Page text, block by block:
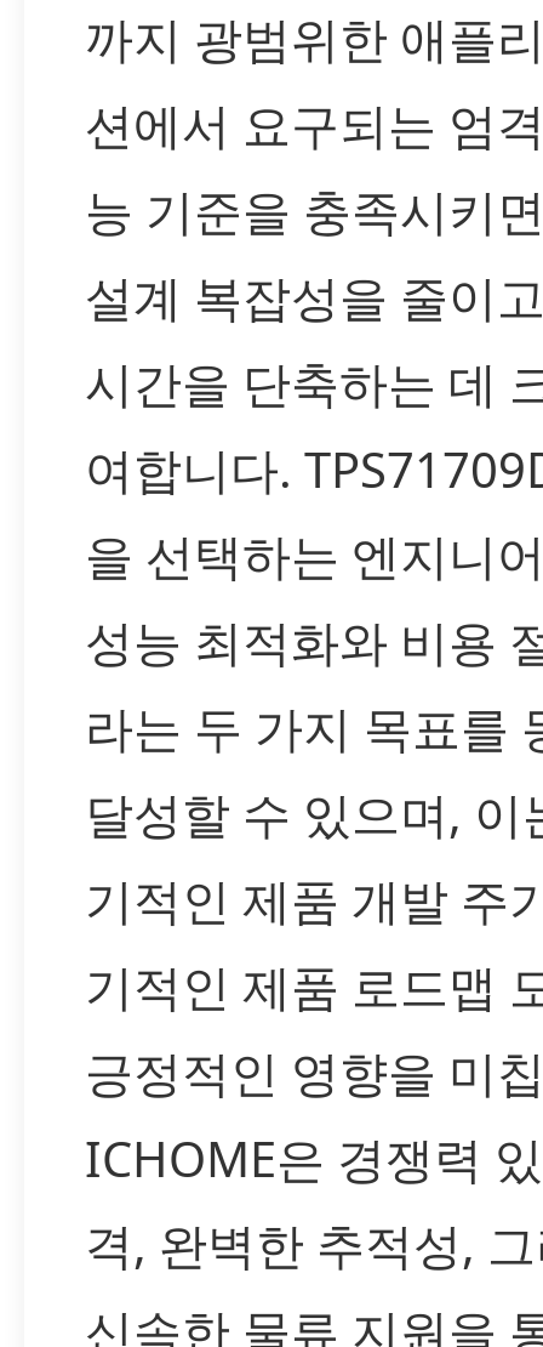
까지 광범위한 애플
션에서 요구되는 엄
능 기준을 충족시키
설계 복잡성을 줄이
시간을 단축하는 데
여합니다.
을 선택하는 엔지니
성능 최적화와 비용
라는 두 가지 목표를
달성할 수 있으며, 이
기적인 제품 개발 주
기적인 제품 로드맵
긍정적인 영향을 미
ICHOME은 경쟁력
격, 완벽한 추적성,
신속한 물류 지원을